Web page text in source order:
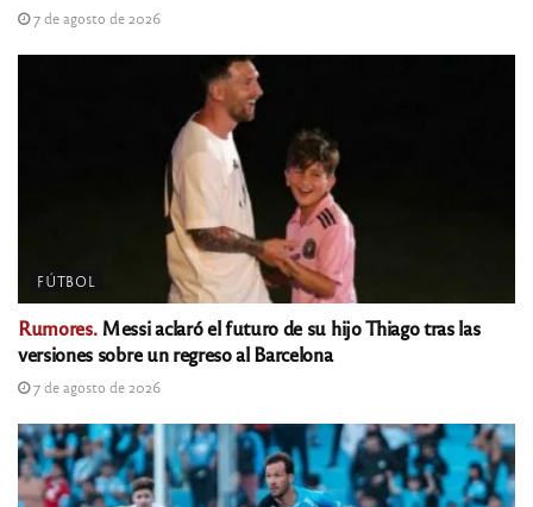
7 de agosto de 2026
FÚTBOL
Rumores.Messi aclaró el futuro de su hijo Thiago tras las
versiones sobre un regreso al Barcelona
7 de agosto de 2026